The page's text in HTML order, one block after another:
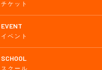
チケット
EVENT
イベント
SCHOOL